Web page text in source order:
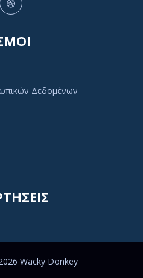
να βελτιώσει την
Για να συνεχίσετε να
Δεδομένων
Wacky Donkey